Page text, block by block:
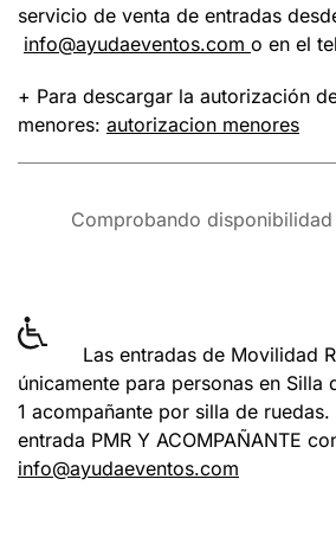
servicio de venta de entradas
info@ayudaeventos.com o en el
+ Para descargar la autorización
menores: autorizacion menores
Comprobando
Las entradas de Movilidad
únicamente para personas en Silla
1 acompañante por silla de
entrada PMR Y ACOMPAÑANTE
info@ayudaeventos.com